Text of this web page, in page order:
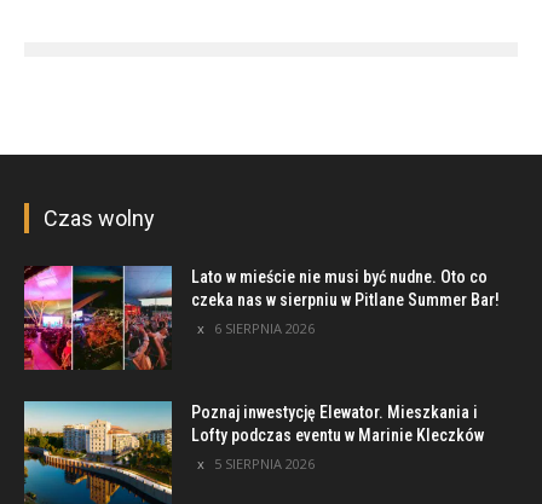
Czas wolny
Lato w mieście nie musi być nudne. Oto co
czeka nas w sierpniu w Pitlane Summer Bar!
6 SIERPNIA 2026
Poznaj inwestycję Elewator. Mieszkania i
Lofty podczas eventu w Marinie Kleczków
5 SIERPNIA 2026